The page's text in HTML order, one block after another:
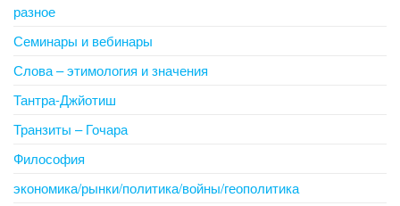
разное
Семинары и вебинары
Слова – этимология и значения
Тантра-Джйотиш
Транзиты – Гочара
Философия
экономика/рынки/политика/войны/геополитика